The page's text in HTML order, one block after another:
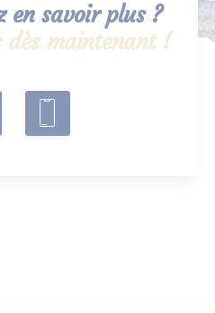
en savoir plus ?
dès maintenant !